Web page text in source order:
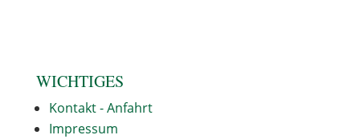
WICHTIGES
Kontakt - Anfahrt
Impressum